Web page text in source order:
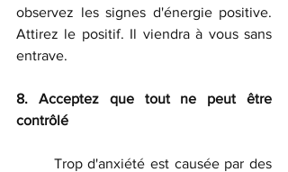
observez les signes d'énergie positive.
Attirez le positif. Il viendra à vous sans
entrave.
8. Acceptez que tout ne peut être
contrôlé